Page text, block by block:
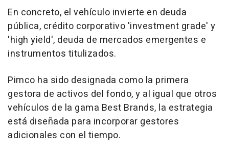
En concreto, el vehículo invierte en deuda
pública, crédito corporativo 'investment grade' y
'high yield', deuda de mercados emergentes e
instrumentos titulizados.
Pimco ha sido designada como la primera
gestora de activos del fondo, y al igual que otros
vehículos de la gama Best Brands, la estrategia
está diseñada para incorporar gestores
adicionales con el tiempo.